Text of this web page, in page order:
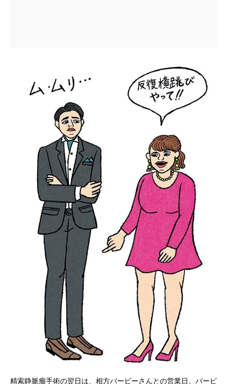
精索静脈瘤手術の翌日は、相方バービーさんとの営業日。バービ